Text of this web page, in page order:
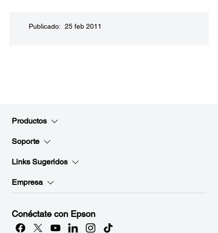
Publicado: 25 feb 2011
Productos
Soporte
Links Sugeridos
Empresa
Conéctate con Epson